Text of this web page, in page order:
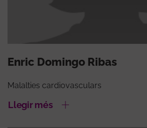
Enric Domingo Ribas
Malalties cardiovasculars
Llegir més